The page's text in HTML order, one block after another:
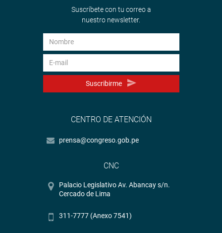
Suscríbete con tu correo a
nuestro newsletter.
Suscribirme
CENTRO DE ATENCIÓN
prensa@congreso.gob.pe
CNC
Palacio Legislativo Av. Abancay s/n.
Cercado de Lima
311-7777 (Anexo 7541)